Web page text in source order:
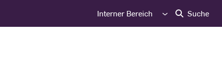
Interner Bereich Suche